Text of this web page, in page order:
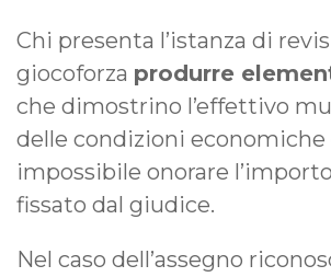
Chi presenta l’istanza di
giocoforza produrre
che dimostrino l’effettivo
delle condizioni economiche
impossibile onorare
fissato dal giudice.
Nel caso dell’assegno